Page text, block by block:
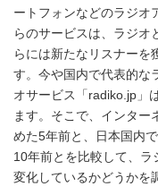
ートフォンなどのラジオ
らのサービスは、ラジオ
らには新たなリスナーを
す。今や国内で代表的な
オサービス「radiko.jp」
ます。そこで、インター
めた5年前と、日本国内
10年前とを比較して、
変化しているかどうかを